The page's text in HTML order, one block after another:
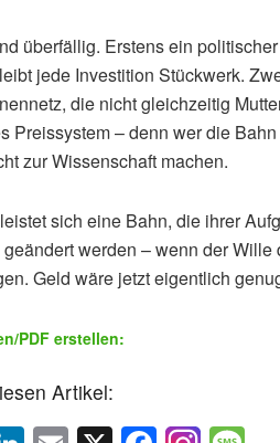
überfällig. Erstens ein
jede Investition Stückwerk.
die nicht gleichzeitig
Preissystem – denn wer die
zur Wissenschaft machen.
sich eine Bahn, die ihrer
werden – wenn der
Geld wäre jetzt eigentlich
PDF erstellen:
Artikel: